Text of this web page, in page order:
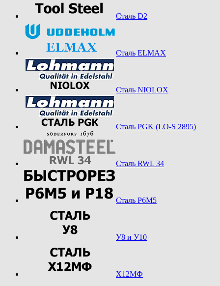
Сталь D2
Сталь ELMAX
Сталь NIOLOX
Сталь PGK (LO-S 2895)
Сталь RWL 34
Сталь Р6М5
У8 и У10
Х12МФ